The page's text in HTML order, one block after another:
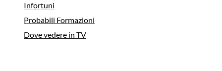
Infortuni
Probabili Formazioni
Dove vedere in TV